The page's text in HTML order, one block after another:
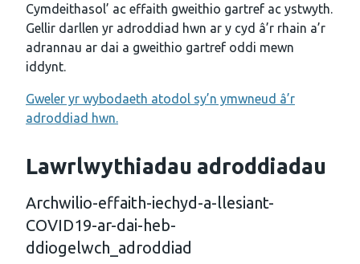
Cymdeithasol’ ac effaith gweithio gartref ac ystwyth.
Gellir darllen yr adroddiad hwn ar y cyd â’r rhain a’r
adrannau ar dai a gweithio gartref oddi mewn
iddynt.
Gweler yr wybodaeth atodol sy’n ymwneud â’r
adroddiad hwn.
Lawrlwythiadau adroddiadau
Archwilio-effaith-iechyd-a-llesiant-
COVID19-ar-dai-heb-
ddiogelwch_adroddiad